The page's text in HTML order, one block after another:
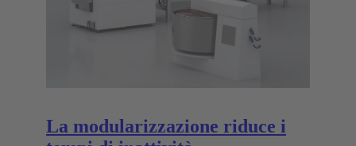
La modularizzazione riduce i